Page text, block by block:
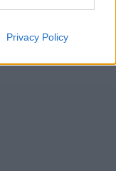
Privacy Policy
na kogoś haka,